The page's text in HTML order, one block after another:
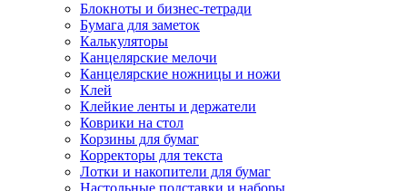
Блокноты и бизнес-тетради
Бумага для заметок
Калькуляторы
Канцелярские мелочи
Канцелярские ножницы и ножи
Клей
Клейкие ленты и держатели
Коврики на стол
Корзины для бумаг
Корректоры для текста
Лотки и накопители для бумаг
Настольные подставки и наборы